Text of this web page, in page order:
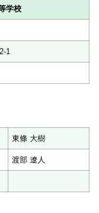
学校
1
東條 大樹
渡部 遼人